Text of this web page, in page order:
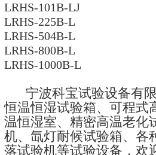
LRHS-101B-LJ
LRHS-225B-L
LRHS-504B-L
LRHS-800B-L
LRHS-1000B-L
宁波科宝试验设备有限
恒温恒湿试验箱、可程式
温恒湿室、精密高温老化
机、氙灯耐候试验箱、各
落试验机等试验设备，欢